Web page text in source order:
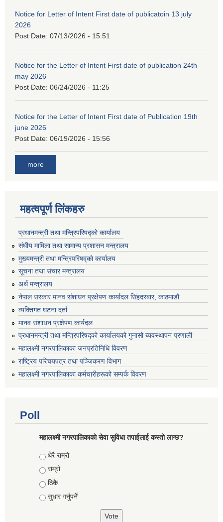
Notice for Letter of Intent First date of publicatoin 13 july
2026
Post Date: 07/13/2026 - 15:51
Notice for the Letter of Intent First date of publication 24th
may 2026
Post Date: 06/24/2026 - 11:25
Notice for the Letter of Intent First date of Publication 19th
june 2026
Post Date: 06/19/2026 - 15:56
more
महत्वपूर्ण लिंकहरु
प्रधानमन्त्री तथा मन्त्रिपरिषद्को कार्यालय
संघीय मामिला तथा सामान्य प्रशासन मन्त्रालय
मुख्यमन्त्री तथा मन्त्रिपरिषद्को कार्यालय
सूचना तथा संचार मन्त्रालय
अर्थ मन्त्रालय
नेपाल सरकार मानव संशाधन प्रक्षेपण कार्यादल सिंहदरबार, काठमाडौं
व्यक्तिगत घटना दर्ता
मानव संशाधन प्रक्षेपण कार्यदल
प्रधानमन्त्री तथा मन्त्रिपरिषद्को कार्यालयको गुनासो ब्यवस्थापन प्रणाली
महालक्ष्मी नगरपालिकाका जनप्रतिनिधि विवरण
राष्ट्रिय परिचयपत्र तथा पञ्जिकरण विभाग
महालक्ष्मी नगरपालिकाका कर्मचारीहरूको सम्पर्क विवरण
Poll
महालक्ष्मी नगरपालिकाको सेवा सुविधा तपाईलाई कस्तो लाग्छ?
Choices
धेरै राम्रो
राम्रो
ठिकै
सुधार गर्नुपर्ने